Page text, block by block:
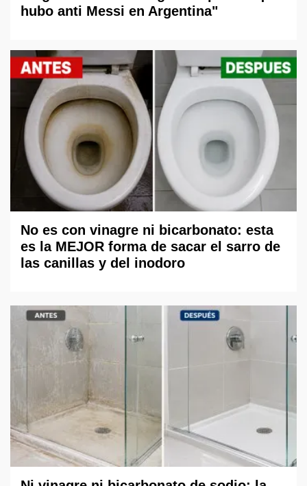
hubo anti Messi en Argentina"
No es con vinagre ni bicarbonato: esta
es la MEJOR forma de sacar el sarro de
las canillas y del inodoro